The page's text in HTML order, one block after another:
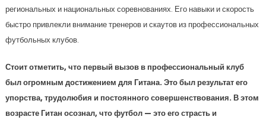
региональных и национальных соревнованиях. Его навыки и скорость
быстро привлекли внимание тренеров и скаутов из профессиональных
футбольных клубов.
Стоит отметить, что первый вызов в профессиональный клуб
был огромным достижением для Гитана. Это был результат его
упорства, трудолюбия и постоянного совершенствования. В этом
возрасте Гитан осознал, что футбол — это его страсть и